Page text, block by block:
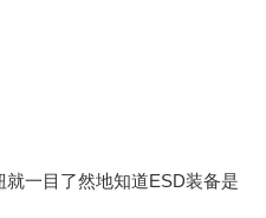
一目了然地知道ESD装备是